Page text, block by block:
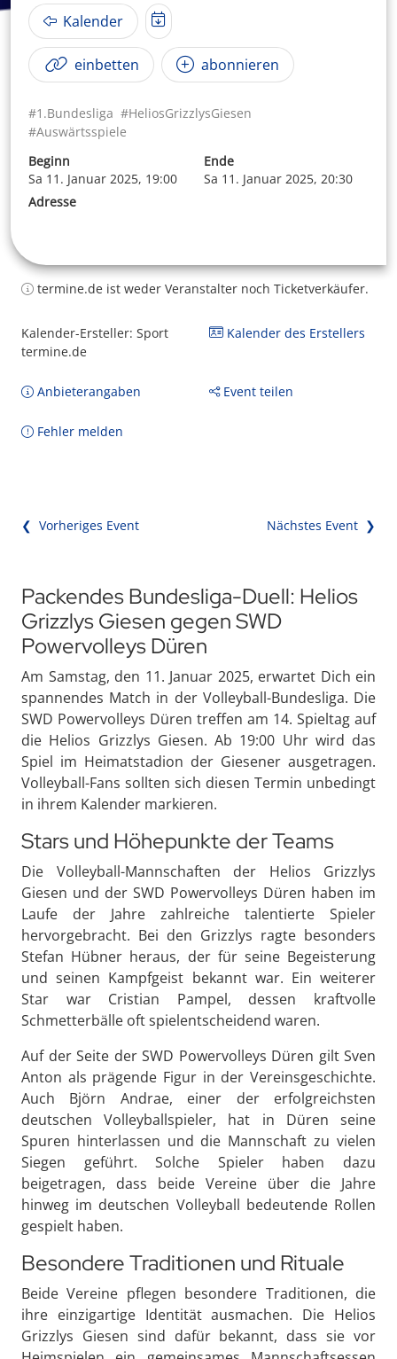
Kalender
einbetten abonnieren
#1.Bundesliga #HeliosGrizzlysGiesen
#Auswärtsspiele
Beginn
Sa 11. Januar 2025, 19:00
Ende
Sa 11. Januar 2025, 20:30
Adresse
termine.de ist weder Veranstalter noch Ticketverkäufer.
Kalender-Ersteller: Sport
termine.de
Kalender des Erstellers
Anbieterangaben Event teilen
Fehler melden
❮ Vorheriges Event Nächstes Event ❯
Packendes Bundesliga-Duell: Helios
Grizzlys Giesen gegen SWD
Powervolleys Düren
Am Samstag, den 11. Januar 2025, erwartet Dich ein
spannendes Match in der Volleyball-Bundesliga. Die
SWD Powervolleys Düren treffen am 14. Spieltag auf
die Helios Grizzlys Giesen. Ab 19:00 Uhr wird das
Spiel im Heimatstadion der Giesener ausgetragen.
Volleyball-Fans sollten sich diesen Termin unbedingt
in ihrem Kalender markieren.
Stars und Höhepunkte der Teams
Die Volleyball-Mannschaften der Helios Grizzlys
Giesen und der SWD Powervolleys Düren haben im
Laufe der Jahre zahlreiche talentierte Spieler
hervorgebracht. Bei den Grizzlys ragte besonders
Stefan Hübner heraus, der für seine Begeisterung
und seinen Kampfgeist bekannt war. Ein weiterer
Star war Cristian Pampel, dessen kraftvolle
Schmetterbälle oft spielentscheidend waren.
Auf der Seite der SWD Powervolleys Düren gilt Sven
Anton als prägende Figur in der Vereinsgeschichte.
Auch Björn Andrae, einer der erfolgreichsten
deutschen Volleyballspieler, hat in Düren seine
Spuren hinterlassen und die Mannschaft zu vielen
Siegen geführt. Solche Spieler haben dazu
beigetragen, dass beide Vereine über die Jahre
hinweg im deutschen Volleyball bedeutende Rollen
gespielt haben.
Besondere Traditionen und Rituale
Beide Vereine pflegen besondere Traditionen, die
ihre einzigartige Identität ausmachen. Die Helios
Grizzlys Giesen sind dafür bekannt, dass sie vor